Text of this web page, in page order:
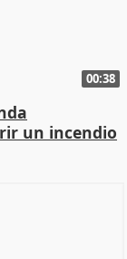
00:38
un incendio